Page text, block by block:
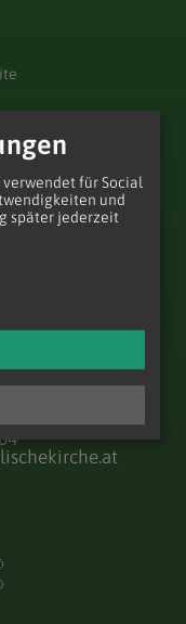
für Social
und
später jederzeit